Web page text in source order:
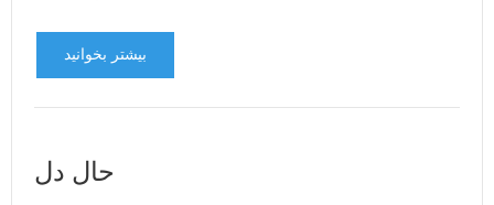
بیشتر بخوانید
حال دل